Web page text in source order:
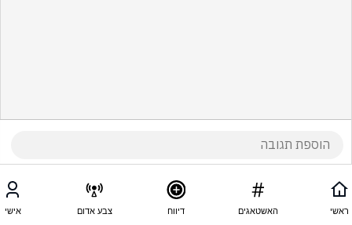
ראשי האשטאגים דיווח צבע אדום אישי